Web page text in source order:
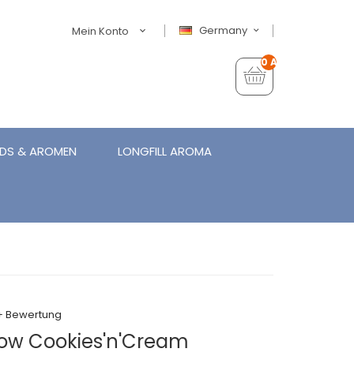
Germany
Mein Konto
0 Artikel - €0,00
& AROMEN LONGFILL AROMA
Bewertung
Cookies'n'Cream